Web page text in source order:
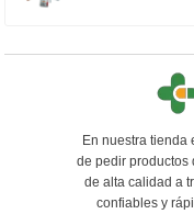
En nuestra tienda
de pedir productos
de alta calidad a
confiables y